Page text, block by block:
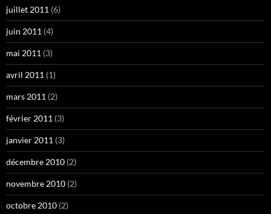
juillet 2011 (6)
juin 2011 (4)
mai 2011 (3)
avril 2011 (1)
mars 2011 (2)
février 2011 (3)
janvier 2011 (3)
décembre 2010 (2)
novembre 2010 (2)
octobre 2010 (2)